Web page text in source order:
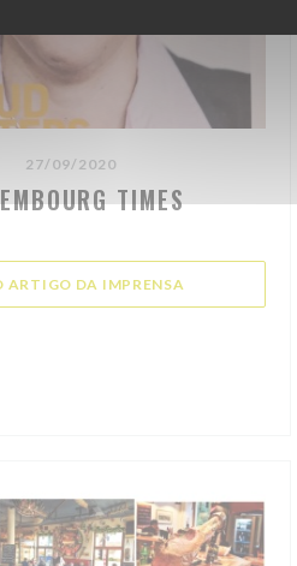
27/09/2020
TIMES
ARTIGO DA IMPRENSA